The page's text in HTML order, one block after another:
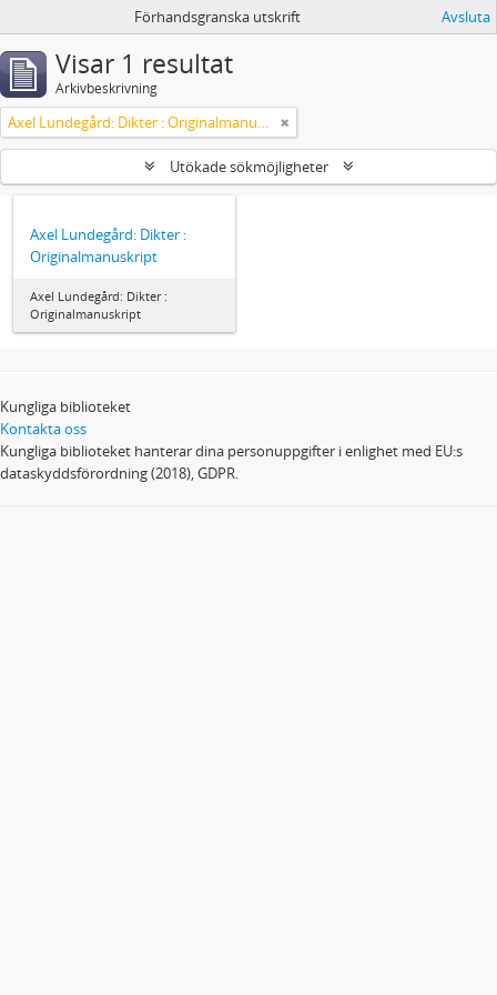
Förhandsgranska utskrift Avsluta
Visar 1 resultat
Arkivbeskrivning
Axel Lundegård: Dikter : Originalmanuskript
Utökade sökmöjligheter
Axel Lundegård: Dikter :
Originalmanuskript
Axel Lundegård: Dikter :
Originalmanuskript
Kungliga biblioteket
Kontakta oss
Kungliga biblioteket hanterar dina personuppgifter i enlighet med EU:s
dataskyddsförordning (2018), GDPR.